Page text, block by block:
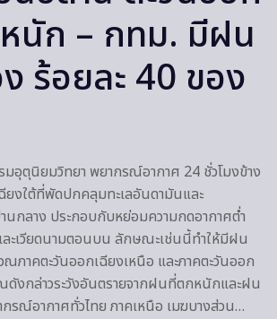
นัก – กทม. มีฝน
ร้อยละ 40 ของ
อุตุนิยมวิทยา พยากรณ์อากาศ 24 ชั่วโมงข้าง
ยงใต้ที่พัดปกคลุมทะเลอันดามันและ
นกลาง ประกอบกับหย่อมความกดอากาศต่ำ
ะเวียดนามตอนบน ลักษณะเช่นนี้ทำให้มีฝน
ภาคตะวันออกเฉียงเหนือ และภาคตะวันออก
ดังกล่าวระวังอันตรายจากฝนที่ตกหนักและฝน
กรณ์อากาศทั่วไทย ภาคเหนือ เมฆบางส่วน…